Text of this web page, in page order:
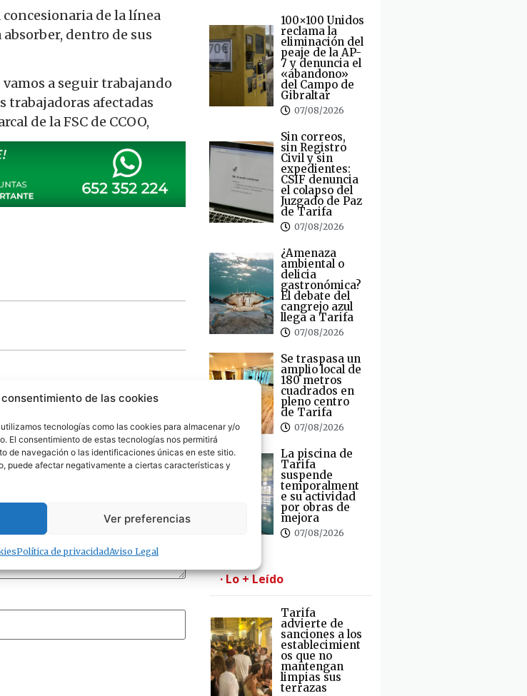
de las cookies
tecnologías como las cookies para almacenar y/o
El consentimiento de estas tecnologías nos permitirá
de navegación o las identificaciones únicas en este sitio.
puede afectar negativamente a ciertas características y
Ver preferencias
Política de privacidadAviso Legal
concesionaria de la línea
dentro de sus
vamos a seguir trabajando
trabajadoras afectadas
de la FSC de CCOO,
marcados con*
100×100 Unidos
reclama la
eliminación del
peaje de la AP-
7 y denuncia el
«abandono»
del Campo de
Gibraltar
07/08/2026
Sin correos,
sin Registro
Civil y sin
expedientes:
CSIF denuncia
el colapso del
Juzgado de Paz
de Tarifa
07/08/2026
¿Amenaza
ambiental o
delicia
gastronómica?
El debate del
cangrejo azul
llega a Tarifa
07/08/2026
Se traspasa un
amplio local de
180 metros
cuadrados en
pleno centro
de Tarifa
07/08/2026
La piscina de
Tarifa
suspende
temporalment
e su actividad
por obras de
mejora
07/08/2026
· Lo + Leído
Tarifa
advierte de
sanciones a los
establecimient
os que no
mantengan
limpias sus
terrazas